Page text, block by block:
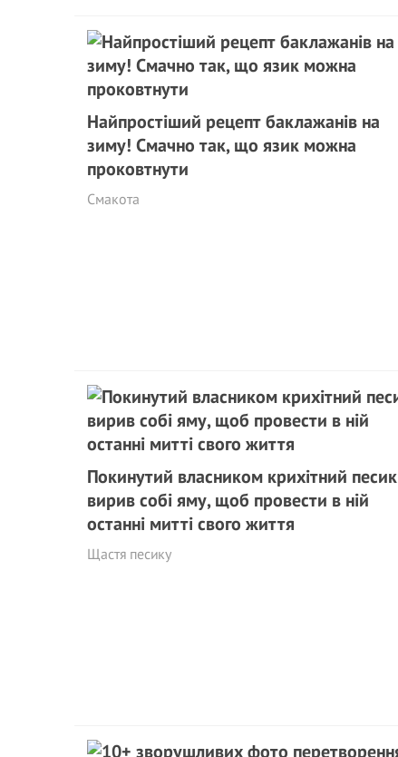
Найпростіший рецепт баклажанів на
зиму! Смачно так, що язик можна
проковтнути
Смакота
Покинутий власником крихітний песик
вирив собі яму, щоб провести в ній
останні митті свого життя
Щастя песику